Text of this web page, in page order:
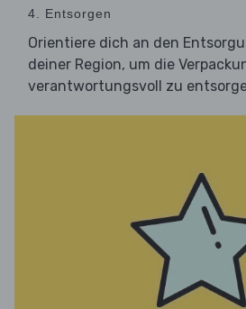
4. Entsorgen
Orientiere dich an den
deiner Region, um die
verantwortungsvoll zu